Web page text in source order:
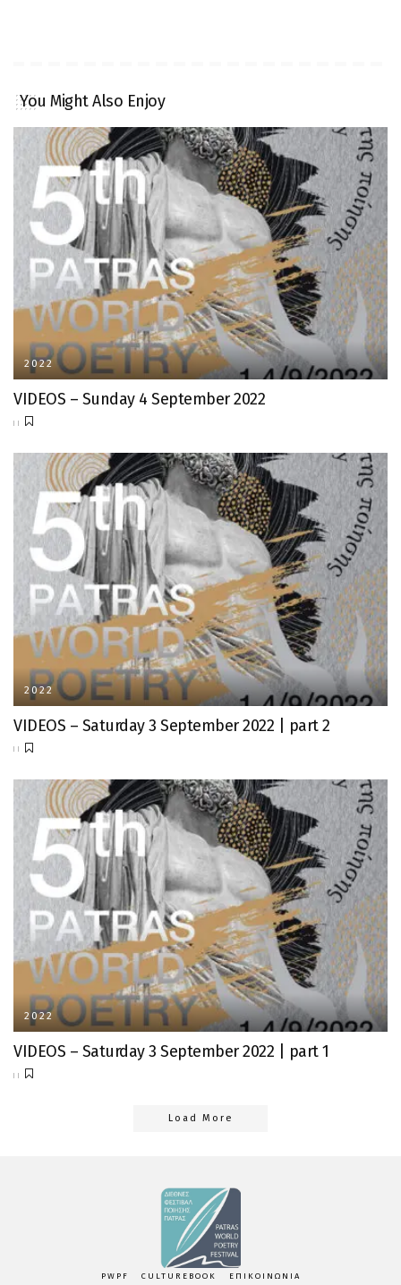
You Might Also Enjoy
2022
VIDEOS – Sunday 4 September 2022
2022
VIDEOS – Saturday 3 September 2022 | part 2
2022
VIDEOS – Saturday 3 September 2022 | part 1
Load More
PWPF CULTUREBOOK ΕΠΙΚΟΙΝΩΝΙΑ